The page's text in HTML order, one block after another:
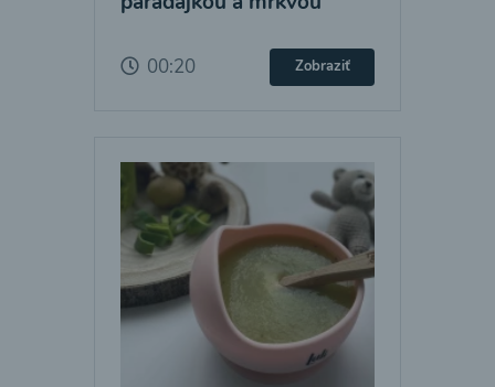
00:20 Zobraziť